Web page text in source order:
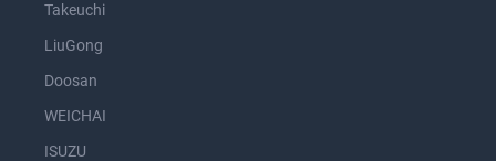
Takeuchi
LiuGong
Doosan
WEICHAI
ISUZU